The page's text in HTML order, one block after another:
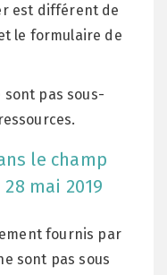
est différent de
le formulaire de
sont pas sous-
le champ
mai 2019
fournis par
sont pas sous